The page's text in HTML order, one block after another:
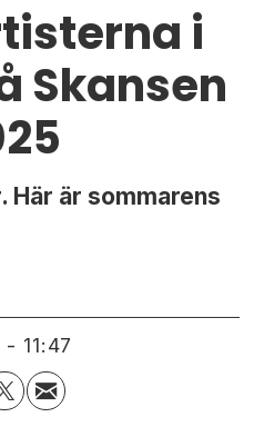
i
Skansen
Här är sommarens
- 11:47